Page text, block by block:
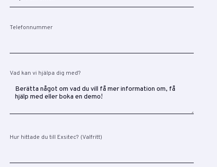
Telefonnummer
Vad kan vi hjälpa dig med?
Hur hittade du till Exsitec? (Valfritt)